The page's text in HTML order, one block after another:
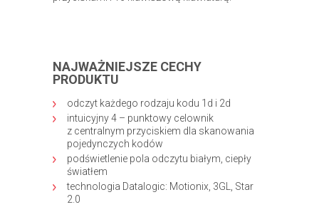
NAJWAŻNIEJSZE CECHY
PRODUKTU
odczyt każdego rodzaju kodu 1d i 2d
intuicyjny 4 – punktowy celownik
z centralnym przyciskiem dla skanowania
pojedynczych kodów
podświetlenie pola odczytu białym, ciepły
światłem
technologia Datalogic: Motionix, 3GL, Star
2.0